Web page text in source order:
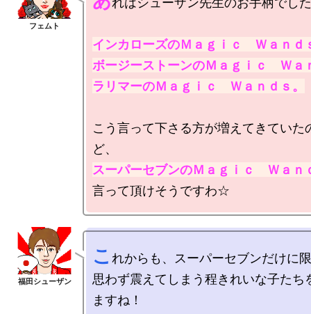
インカローズのＭａｇｉｃ　Ｗａｎｄ
ボージーストーンのＭａｇｉｃ　Ｗａ
ラリマーのＭａｇｉｃ　Ｗａｎｄｓ。
こう言って下さる方が増えてきていた
スーパーセブンのＭａｇｉｃ　Ｗａｎ
こ れからも、スーパーセブンだけに
思わず震えてしまう程きれいな子たち
ますね！